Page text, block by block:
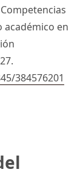
en
384576201